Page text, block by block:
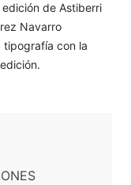
edición de Astiberri
Navarro
tipografía con la